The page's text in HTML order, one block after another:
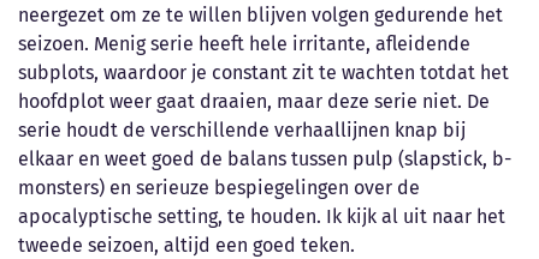
neergezet om ze te willen blijven volgen gedurende het
seizoen. Menig serie heeft hele irritante, afleidende
subplots, waardoor je constant zit te wachten totdat het
hoofdplot weer gaat draaien, maar deze serie niet. De
serie houdt de verschillende verhaallijnen knap bij
elkaar en weet goed de balans tussen pulp (slapstick, b-
monsters) en serieuze bespiegelingen over de
apocalyptische setting, te houden. Ik kijk al uit naar het
tweede seizoen, altijd een goed teken.